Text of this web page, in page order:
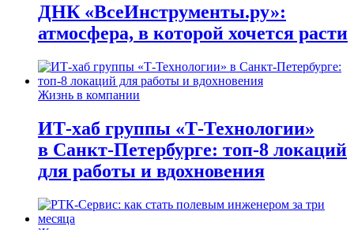
ДНК «ВсеИнструменты.ру»:
атмосфера, в которой хочется расти
Жизнь в компании
ИТ-хаб группы «Т-Технологии»
в Санкт-Петербурге: топ-8 локаций
для работы и вдохновения